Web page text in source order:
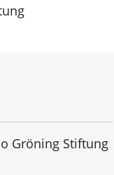
Gröning Stiftung